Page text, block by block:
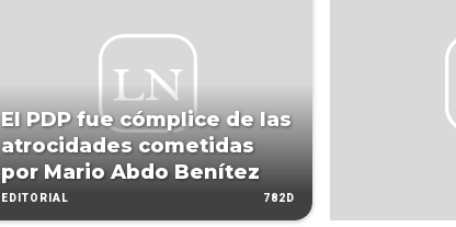
El PDP fue cómplice de las
atrocidades cometidas
por Mario Abdo Benítez
EDITORIAL 782D